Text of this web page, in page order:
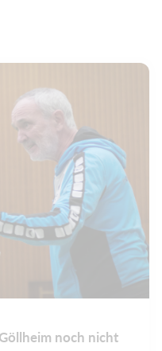
noch nicht